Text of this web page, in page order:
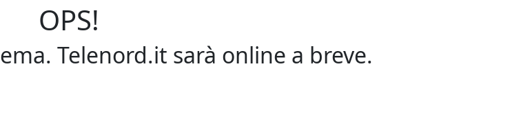
OPS!
Telenord.it sarà online a breve.